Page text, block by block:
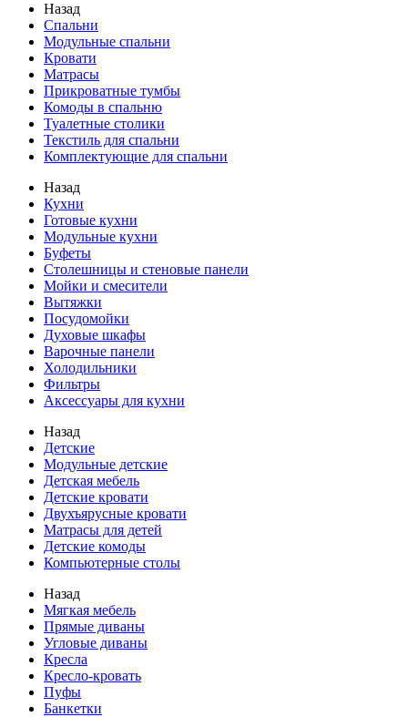
Назад
Спальни
Модульные спальни
Кровати
Матрасы
Прикроватные тумбы
Комоды в спальню
Туалетные столики
Текстиль для спальни
Комплектующие для спальни
Назад
Кухни
Готовые кухни
Модульные кухни
Буфеты
Столешницы и стеновые панели
Мойки и смесители
Вытяжки
Посудомойки
Духовые шкафы
Варочные панели
Холодильники
Фильтры
Аксессуары для кухни
Назад
Детские
Модульные детские
Детская мебель
Детские кровати
Двухъярусные кровати
Матрасы для детей
Детские комоды
Компьютерные столы
Назад
Мягкая мебель
Прямые диваны
Угловые диваны
Кресла
Кресло-кровать
Пуфы
Банкетки